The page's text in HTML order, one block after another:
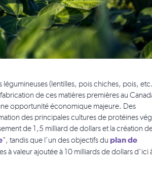
(lentilles, pois chiches, pois,
de ces matières premières au
opportunité économique majeure. Des
des principales cultures de protéines
de 1,5 milliard de dollars et la création
", tandis que l’un des objectifs du plan de
à valeur ajoutée à 10 milliards de dollars d’ici